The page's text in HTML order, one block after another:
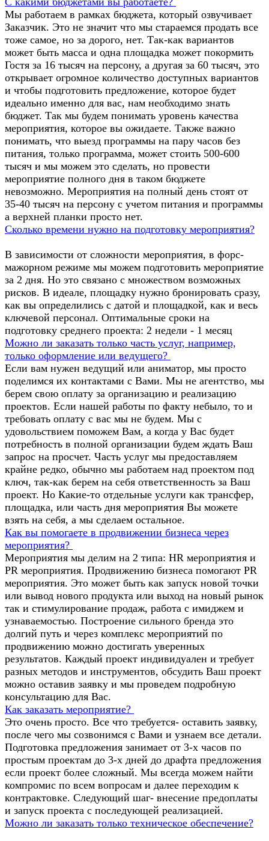
Мы работаем в рамках бюджета, который озвучивает
Заказчик. Это не значит что мы стараемся продать все
тоже самое, но за дорого, нет. Так-как вариантов
может быть масса и одна площадка может покормить
Гостя за 16 тысяч на персону, а другая за 60 тысяч, это
открывает огромное количество доступных вариантов
и чтобы подготовить предложение, которое будет
идеально именно для вас, нам необходимо знать
бюджет. Так мы будем понимать уровень качества
мероприятия, которое вы ожидаете. Также важно
понимать, что выезд программы на пару часов без
питания, только программа, может стоить 500-600
тысяч и мы можем это сделать, но провести
мероприятие полного дня в таком бюджете
невозможно. Мероприятия на полный день стоят от
35-40 тысяч на персону с учетом питания и программы
а верхней планки просто нет.
Сколько времени нужно на подготовку мероприятия?
В зависимости от сложности мероприятия, в форс-
мажорном режиме мы можем подготовить мероприятие
за 2 дня. Но это связано с множеством возможных
рисков. В идеале, площадку нужно бронировать сразу,
как вы определились с датой и площадкой, как и весь
ключевой персонал. Оптимальные сроки на
подготовку среднего проекта: 2 недели - 1 месяц
Можно ли заказать только часть услуг, например,
только оформление или ведущего?
Если вам нужен ведущий или аниматор, мы просто
поделимся их контактами с Вами. Мы не агентство, мы
берем свою оплату за организацию и реализацию
проектов. Если нашей работы по факту небыло, то и
требовать оплату с вас мы не будем. Мы с
удовольствием поможем Вам, а когда у Вас будет
потребность в полной организации будем ждать Ваш
запрос на просчет. Часть услуг мы предоставляем
крайне редко, обычно мы работаем над проектом под
ключ, так-как берем на себя ответственность за Ваш
проект. Но Какие-то отдельные услуги как трансфер,
площадка, или часть дня мероприятия Вы можете
взять на себя, а мы сделаем остальное.
Как вы помогаете в продвижении бизнеса через
мероприятия?
Мероприятия мы делим на 2 типа: HR мероприятия и
PR мероприятия. Продвижению бизнеса помогают PR
мероприятия. Это может быть как запуск новой точки
или вывод нового продукта или выход на новый рынок
так и стимулирование продаж, работа с имиджем и
узнаваемостью. Построение сильного бренда это
долгий путь и через комплекс мероприятий по
продвижению можно достигать уверенных
результатов. Каждый проект индивидуален и требует
разных методов и инструментов, обсудить Ваш проект
можно оставив заявку и мы проведем подробную
консультацию для Вас.
Как заказать мероприятие?
Это очень просто. Все что требуется- оставить заявку,
после чего мы созвонимся с Вами и узнаем все детали.
Подготовка предложения занимает от 3-х часов по
простым проектам до 3-х дней до драфта предложения
если проект более сложный. Мы всегда можем найти
компромис по всем вопросам и далее переходим к
контрактовке. Следующий шаг- внесение предоплаты
и запуск проекта с последующей реализацией.
Можно ли заказать только техническое обеспечение?